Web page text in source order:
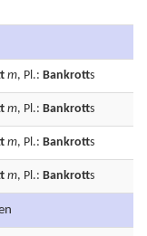
m, Pl.: Bankrotts
m, Pl.: Bankrotts
m, Pl.: Bankrotts
m, Pl.: Bankrotts